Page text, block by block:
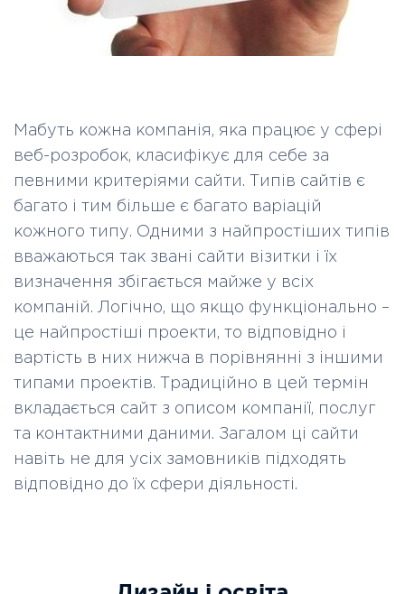
Мабуть кожна компанія, яка працює у сфері
веб-розробок, класифікує для себе за
певними критеріями сайти. Типів сайтів є
багато і тим більше є багато варіацій
кожного типу. Одними з найпростіших типів
вважаються так звані сайти візитки і їх
визначення збігається майже у всіх
компаній. Логічно, що якщо функціонально –
це найпростіші проекти, то відповідно і
вартість в них нижча в порівнянні з іншими
типами проектів. Традиційно в цей термін
вкладається сайт з описом компанії, послуг
та контактними даними. Загалом ці сайти
навіть не для усіх замовників підходять
відповідно до їх сфери діяльності.